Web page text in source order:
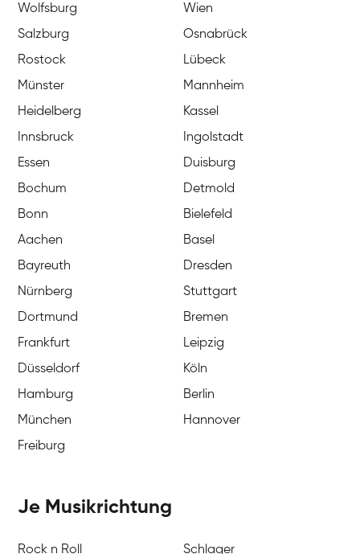
Wolfsburg
Wien
Salzburg
Osnabrück
Rostock
Lübeck
Münster
Mannheim
Heidelberg
Kassel
Innsbruck
Ingolstadt
Essen
Duisburg
Bochum
Detmold
Bonn
Bielefeld
Aachen
Basel
Bayreuth
Dresden
Nürnberg
Stuttgart
Dortmund
Bremen
Frankfurt
Leipzig
Düsseldorf
Köln
Hamburg
Berlin
München
Hannover
Freiburg
Je Musikrichtung
Rock n Roll
Schlager